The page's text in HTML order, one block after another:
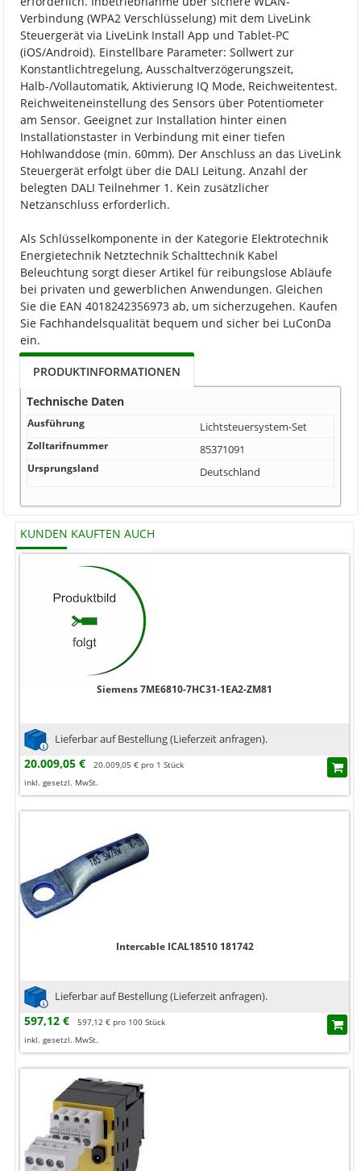
Verbindung (WPA2 Verschlüsselung) mit dem LiveLink
Steuergerät via LiveLink Install App und Tablet-PC
(iOS/Android). Einstellbare Parameter: Sollwert zur
Konstantlichtregelung, Ausschaltverzögerungszeit,
Halb-/Vollautomatik, Aktivierung IQ Mode, Reichweitentest.
Reichweiteneinstellung des Sensors über Potentiometer
am Sensor. Geeignet zur Installation hinter einen
Installationstaster in Verbindung mit einer tiefen
Hohlwanddose (min. 60mm). Der Anschluss an das LiveLink
Steuergerät erfolgt über die DALI Leitung. Anzahl der
belegten DALI Teilnehmer 1. Kein zusätzlicher
Netzanschluss erforderlich.
Als Schlüsselkomponente in der Kategorie Elektrotechnik
Energietechnik Netztechnik Schalttechnik Kabel
Beleuchtung sorgt dieser Artikel für reibungslose Abläufe
bei privaten und gewerblichen Anwendungen. Gleichen
Sie die EAN 4018242356973 ab, um sicherzugehen. Kaufen
Sie Fachhandelsqualität bequem und sicher bei LuConDa
ein.
PRODUKTINFORMATIONEN
Technische Daten
Ausführung Lichtsteuersystem-Set
Zolltarifnummer 85371091
Ursprungsland Deutschland
KUNDEN KAUFTEN AUCH
Siemens 7ME6810-7HC31-1EA2-ZM81
Lieferbar auf Bestellung (Lieferzeit anfragen).
20.009,05 €
20.009,05 € pro 1 Stück
inkl. gesetzl. MwSt.
Intercable ICAL18510 181742
Lieferbar auf Bestellung (Lieferzeit anfragen).
597,12 €
597,12 € pro 100 Stück
inkl. gesetzl. MwSt.